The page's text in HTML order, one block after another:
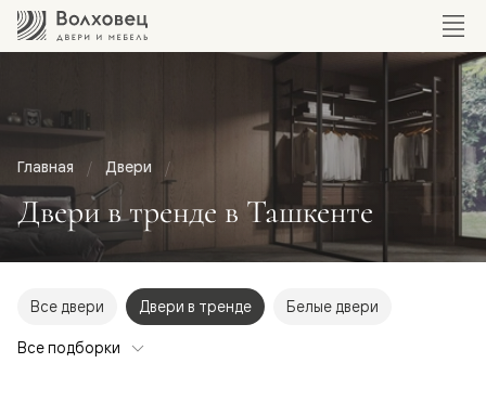
Главная Двери
Двери в тренде в Ташкенте
Все двери Двери в тренде Белые двери
Все подборки